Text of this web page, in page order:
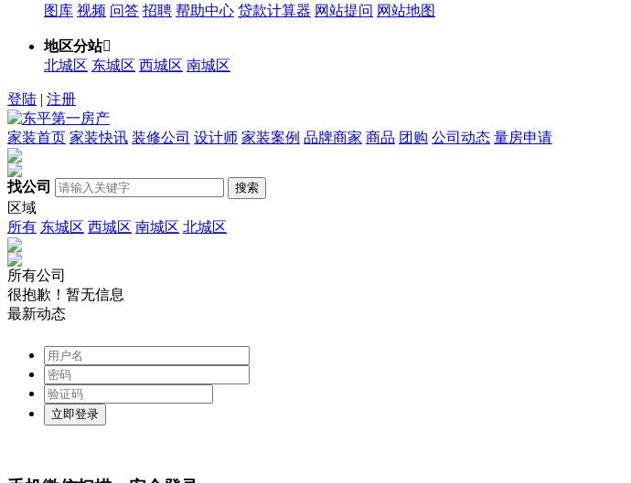
图库 视频 问答 招聘 帮助中心 贷款计算器 网站提问 网站地图
地区分站
北城区 东城区 西城区 南城区
登陆 | 注册
家装首页 家装快讯 装修公司 设计师 家装案例 品牌商家 商品 团购 公司动态 量房申请
找公司
区域
所有 东城区 西城区 南城区 北城区
所有公司
很抱歉！暂无信息
最新动态